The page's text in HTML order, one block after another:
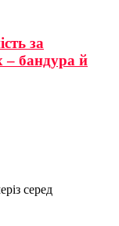
за
– бандура й
серед